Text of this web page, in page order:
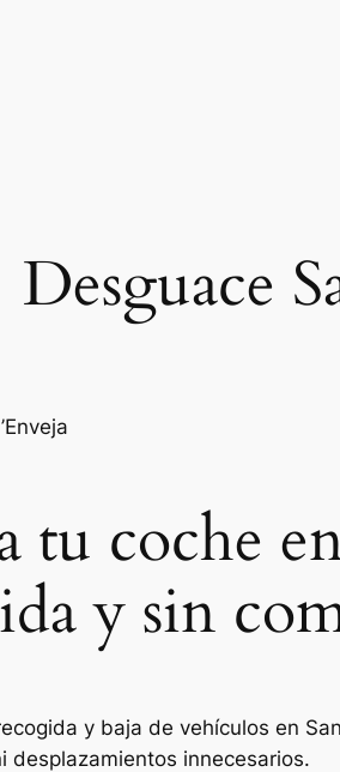
Desguace
tu coche
y sin
y baja de vehículos en
desplazamientos innecesarios.